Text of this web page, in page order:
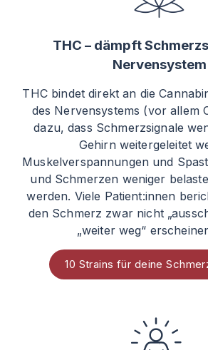
THC – dämpft
Nervensystem
THC bindet direkt an die
des Nervensystems (vor allem
dazu, dass Schmerzsignale
Gehirn weitergeleitet
Muskelverspannungen und
und Schmerzen weniger
werden. Viele Patient:innen
den Schmerz zwar nicht
„weiter weg“
10 Strains für deine